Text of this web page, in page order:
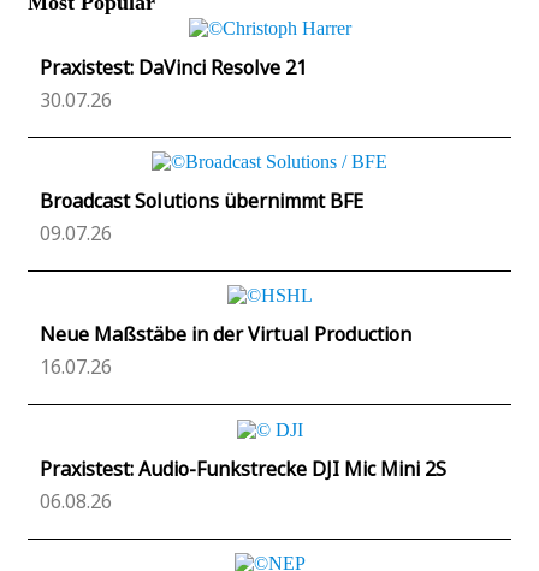
Praxistest: DaVinci Resolve 21
30.07.26
Broadcast Solutions übernimmt BFE
09.07.26
Neue Maßstäbe in der Virtual Production
16.07.26
Praxistest: Audio-Funkstrecke DJI Mic Mini 2S
06.08.26